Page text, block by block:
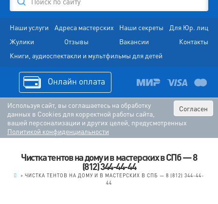
Наши услуги Адреса мастерских Наши секреты
Для Юр. лиц
Жулики
Отзывы Вакансии
Контакты
Книги, аудиоспектакли и мультфильмы для детей
Онлайн оплата
Согласен
Используя сайт, вы соглашаетесь на обработку
данных в Cookies для корректной работы сайта,
вашей персонализации и других целей, предусмотренных
Политикой конфиденциальности
Чистка тентов на дому и в мастерских в СПб — 8
(812) 344-44-44
>ЧИСТКА ТЕНТОВ НА ДОМУ И В МАСТЕРСКИХ В СПБ — 8 (812) 344-44-
44